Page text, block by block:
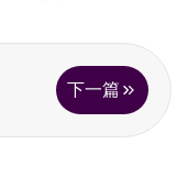
下一篇